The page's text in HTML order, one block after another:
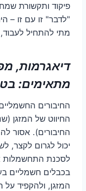
פיקוד ותקשורת
"לדבר" זו עם זו –
מתי להתחיל לעבוד,
דיאגרמות,
מתאימים:
החיבורים
החיווט של המזגן
החיבורים). אסור
יכול לגרום לקצר,
לסכנת התחשמלות
בכבלים חשמליים
המזגן, ולהקפיד על